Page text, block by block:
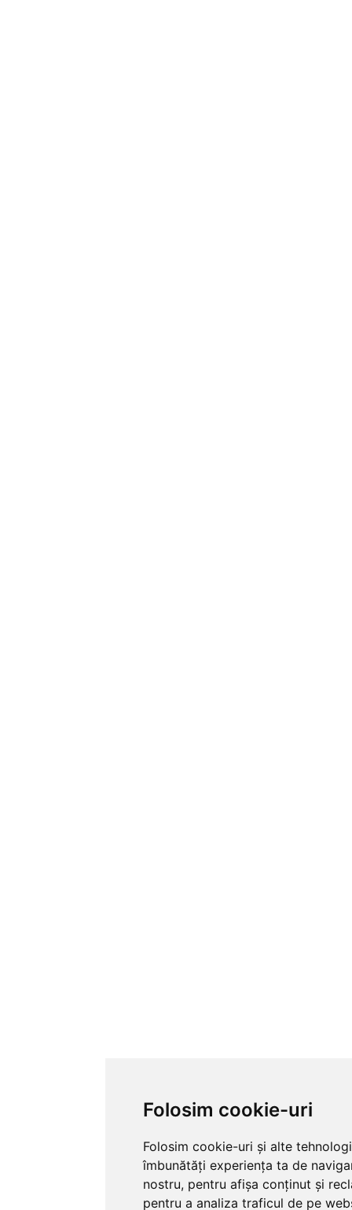
Folosim cookie-uri
Folosim cookie-uri și alte
îmbunătăți experiența ta de
nostru, pentru afișa conținut și
pentru a analiza traficul de pe